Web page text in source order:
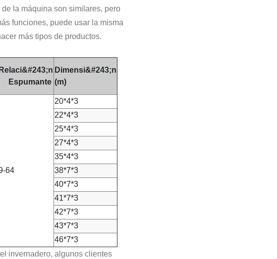
la máquina son similares, pero
funciones, puede usar la misma
más tipos de productos.
Relaci&#243;n
Espumante
Dimensi&#243;n
(m)
64
20*4*3
22*4*3
25*4*3
27*4*3
35*4*3
38*7*3
40*7*3
41*7*3
42*7*3
43*7*3
46*7*3
invernadero, algunos clientes